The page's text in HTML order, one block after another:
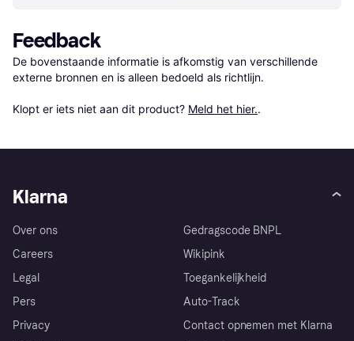
Feedback
De bovenstaande informatie is afkomstig van verschillende
externe bronnen en is alleen bedoeld als richtlijn.
Klopt er iets niet aan dit product? Meld het hier..
Klarna
Over ons
Careers
Legal
Pers
Privacy
Gedragscode BNPL
Wikipink
Toegankelijkheid
Auto-Track
Contact opnemen met Klarna